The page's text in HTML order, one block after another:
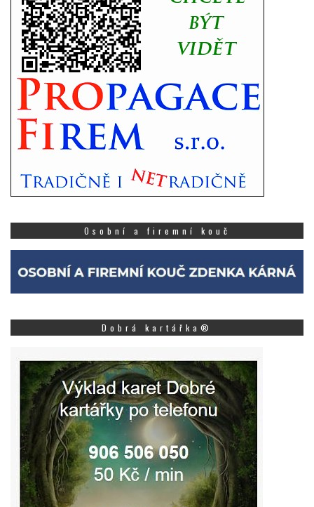
Osobní a firemní kouč
Dobrá kartářka®